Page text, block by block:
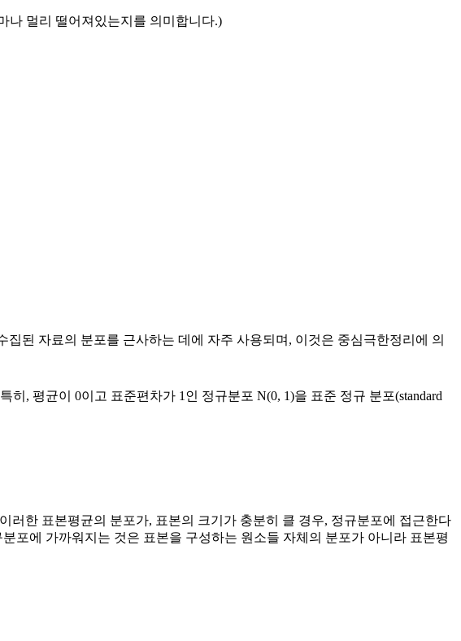
나 멀리 떨어져있는지를 의미합니다.)
집된 자료의 분포를 근사하는 데에 자주 사용되며, 이것은 중심극한정리에 의
히, 평균이 0이고 표준편차가 1인 정규분포 N(0, 1)을 표준 정규 분포(standard
한 표본평균의 분포가, 표본의 크기가 충분히 클 경우, 정규분포에 접근한다
포에 가까워지는 것은 표본을 구성하는 원소들 자체의 분포가 아니라 표본평